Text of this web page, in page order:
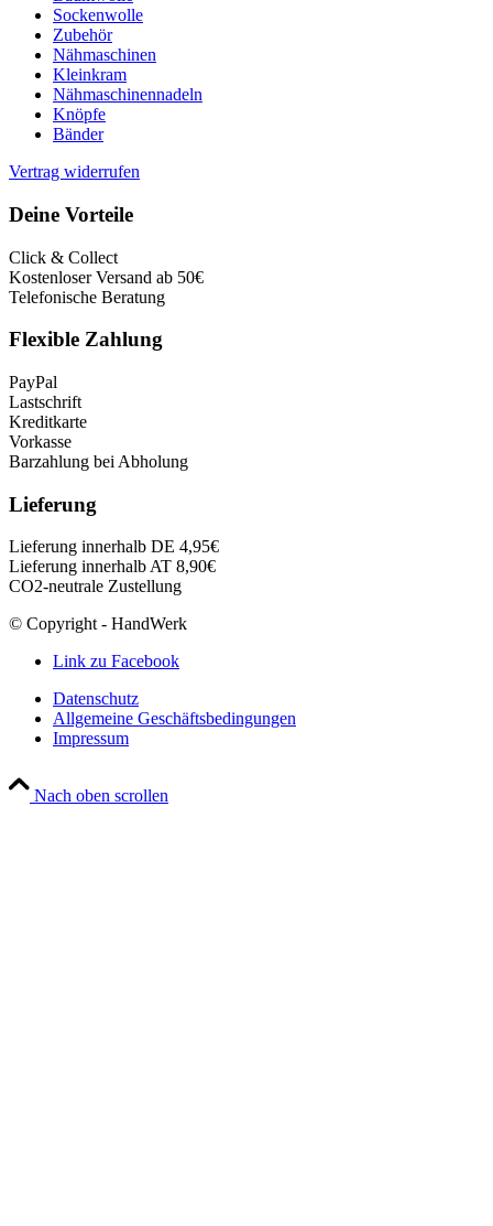
Sockenwolle
Zubehör
Nähmaschinen
Kleinkram
Nähmaschinennadeln
Knöpfe
Bänder
Vertrag widerrufen
Deine Vorteile
Click & Collect
Kostenloser Versand ab 50€
Telefonische Beratung
Flexible Zahlung
PayPal
Lastschrift
Kreditkarte
Vorkasse
Barzahlung bei Abholung
Lieferung
Lieferung innerhalb DE 4,95€
Lieferung innerhalb AT 8,90€
CO2-neutrale Zustellung
© Copyright - HandWerk
Link zu Facebook
Datenschutz
Allgemeine Geschäftsbedingungen
Impressum
Nach oben scrollen